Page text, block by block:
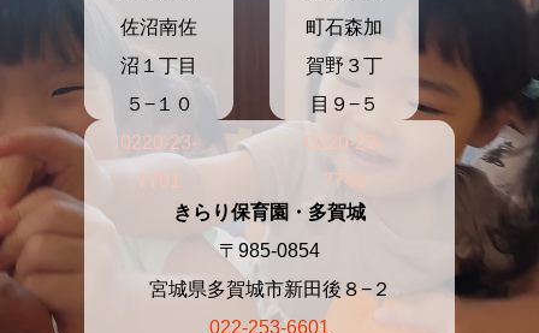
佐沼南佐
沼１丁目
５−１０
0220-23-
7701
町石森加
賀野３丁
目９−５
0220-23-
7748
きらり保育園・多賀城
〒985-0854
宮城県多賀城市新田後８−２
022-253-6601